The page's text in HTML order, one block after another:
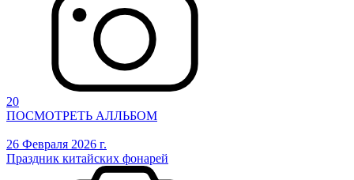
20
ПОСМОТРЕТЬ АЛЛЬБОМ
26 Февраля 2026 г.
Праздник китайских фонарей